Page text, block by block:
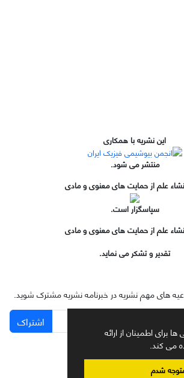
برای اطمینان از ارائه
می کند.
شدم
این نشریه با همکاری
منتشر می شود.
علم از حمایت های معنوی و مادی
سپاسگزار است.
علم از حمایت های معنوی و مادی
تقدیر و تشکر می نماید.
های مهم نشریه در خبرنامه نشریه مشترک شوید.
اشتراک